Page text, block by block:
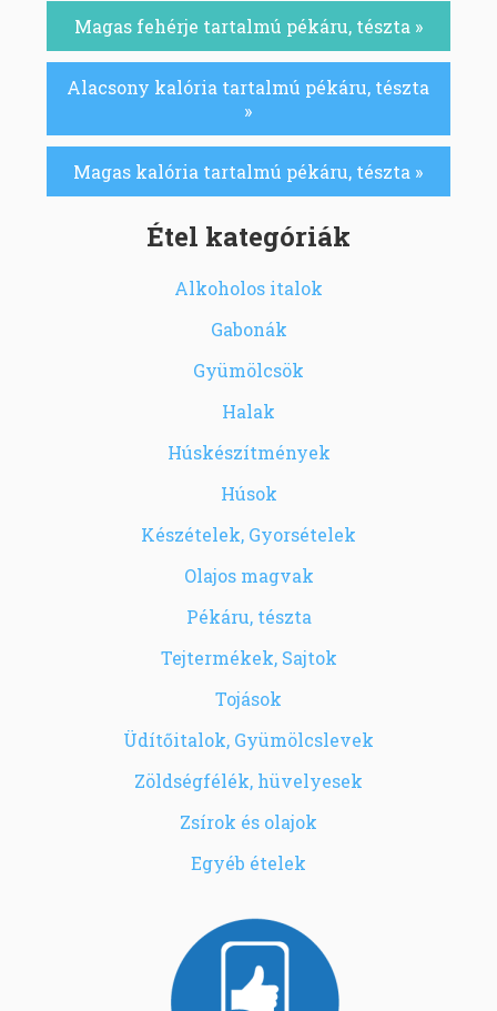
Magas fehérje tartalmú pékáru, tészta »
Alacsony kalória tartalmú pékáru, tészta
»
Magas kalória tartalmú pékáru, tészta »
Étel kategóriák
Alkoholos italok
Gabonák
Gyümölcsök
Halak
Húskészítmények
Húsok
Készételek, Gyorsételek
Olajos magvak
Pékáru, tészta
Tejtermékek, Sajtok
Tojások
Üdítőitalok, Gyümölcslevek
Zöldségfélék, hüvelyesek
Zsírok és olajok
Egyéb ételek